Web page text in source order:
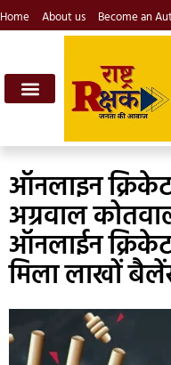
Home About us Become an
ऑनलाइन क्रिकेट
अग्रवाल
ऑनलाईन
मिला लाखों